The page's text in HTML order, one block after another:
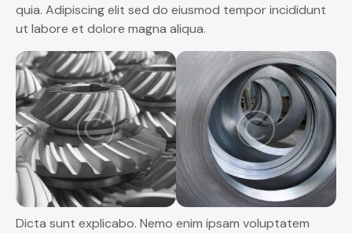
quia. Adipiscing elit sed do eiusmod tempor incididunt
ut labore et dolore magna aliqua.
Dicta sunt explicabo. Nemo enim ipsam voluptatem